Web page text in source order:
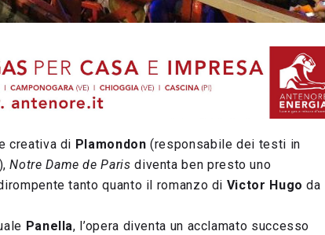
creativa di Plamondon (responsabile dei testi in
Notre Dame de Paris diventa ben presto uno
tanto quanto il romanzo di Victor Hugo da
Panella, l’opera diventa un acclamato successo